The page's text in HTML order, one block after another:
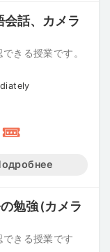
会話、カメラ
きる授業です。
勉強 (カメラ
きる授業です